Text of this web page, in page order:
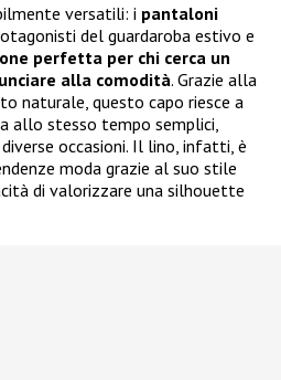
versatili: i pantaloni
del guardaroba estivo e
perfetta per chi cerca un
alla comodità. Grazie alla
naturale, questo capo riesce a
allo stesso tempo semplici,
occasioni. Il lino, infatti, è
moda grazie al suo stile
di valorizzare una silhouette